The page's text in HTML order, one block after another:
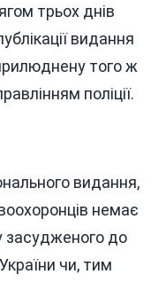
трьох днів
видання
того ж
поліції.
видання,
немає
засудженого до
чи, тим